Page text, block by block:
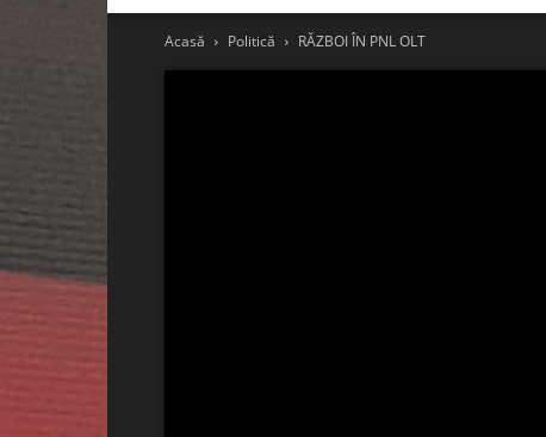
Acasă Politică RĂZBOI ÎN PNL OLT